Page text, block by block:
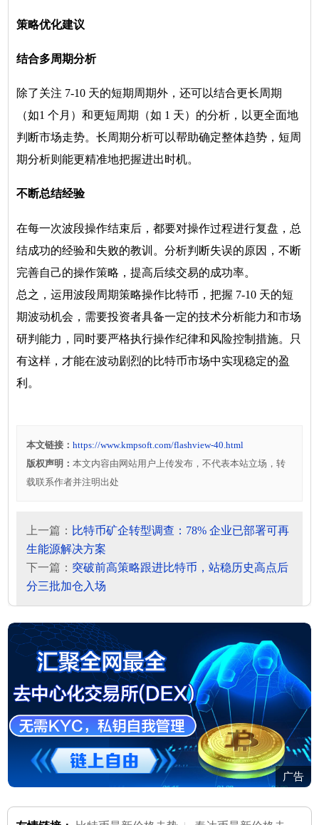
策略优化建议
结合多周期分析
除了关注 7-10 天的短期周期外，还可以结合更长周期
（如1 个月）和更短周期（如 1 天）的分析，以更全面地
判断市场走势。长周期分析可以帮助确定整体趋势，短周
期分析则能更精准地把握进出时机。
不断总结经验
在每一次波段操作结束后，都要对操作过程进行复盘，总
结成功的经验和失败的教训。分析判断失误的原因，不断
完善自己的操作策略，提高后续交易的成功率。
总之，运用波段周期策略操作比特币，把握 7-10 天的短
期波动机会，需要投资者具备一定的技术分析能力和市场
研判能力，同时要严格执行操作纪律和风险控制措施。只
有这样，才能在波动剧烈的比特币市场中实现稳定的盈
利。
本文链接：https://www.kmpsoft.com/flashview-40.html
版权声明：本文内容由网站用户上传发布，不代表本站立场，转
载联系作者并注明出处
上一篇： 比特币矿企转型调查：78% 企业已部署可再
生能源解决方案
下一篇： 突破前高策略跟进比特币，站稳历史高点后
分三批加仓入场
广告